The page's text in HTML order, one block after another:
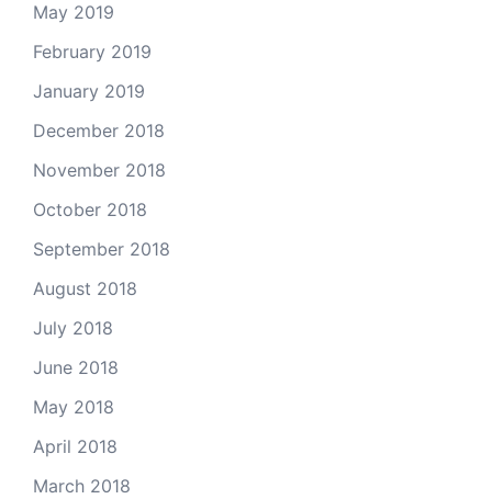
May 2019
February 2019
January 2019
December 2018
November 2018
October 2018
September 2018
August 2018
July 2018
June 2018
May 2018
April 2018
March 2018